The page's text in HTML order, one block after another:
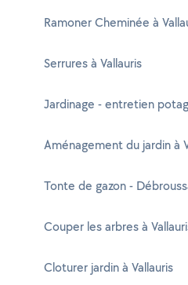
Ramoner Cheminée à
Serrures à Vallauris
Jardinage - entretien
Aménagement du jardin à
Tonte de gazon -
Couper les arbres à
Cloturer jardin à Vallauris